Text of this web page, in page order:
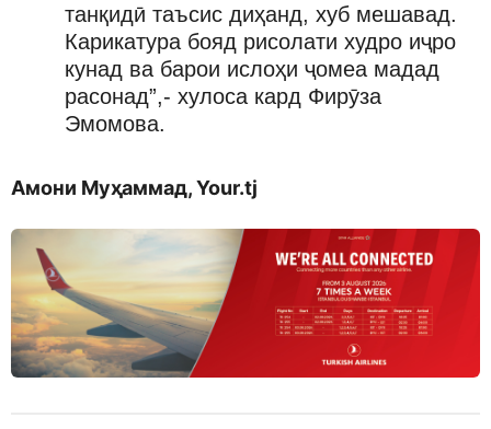
танқидӣ таъсис диҳанд, хуб мешавад.
Карикатура бояд рисолати худро иҷро
кунад ва барои ислоҳи ҷомеа мадад
расонад”,- хулоса кард Фирӯза
Эмомова.
Амони Муҳаммад, Your.tj